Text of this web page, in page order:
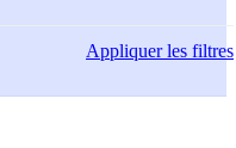
Appliquerles filtres